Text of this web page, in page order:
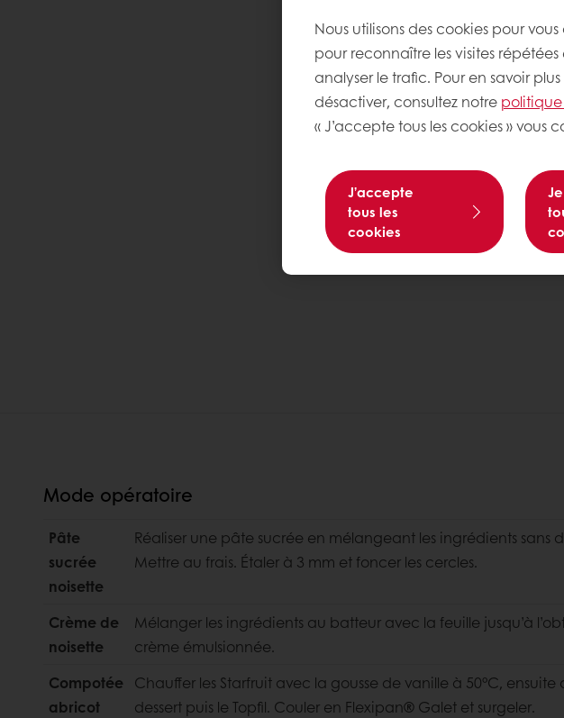
Mode opératoire
Pâte
sucrée
noisette
Réaliser une pâte sucrée en mélangeant les ingrédients sans
Mettre au frais. Étaler à 3 mm et foncer les cercles.
Crème de
noisette
Mélanger les ingrédients au batteur avec la feuille jusqu’à
crème émulsionnée.
Compotée
abricot
Chauffer les Starfruit avec la gousse de vanille à 50°C,
dessert puis le Topfil. Couler en Flexipan® Galet et surgeler.
Nous utilisons des cookies pour
pour reconnaître les visites
analyser le trafic. Pour en savoir
désactiver, consultez notre
« J’accepte tous les cookies » vous
J’accepte
tous les
cookies